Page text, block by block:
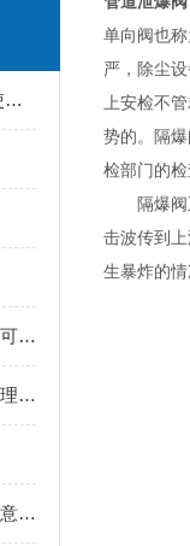
汽车烤漆房 家具喷烤漆房安装使用简介
催化燃烧废气处理设备促进环境可持续发展的关键
说说铸造车间除尘设备的维修原理是什么
废气处理设备喷淋塔安装调试注意事项？
单向阀也
严，除尘
上安检不
势的。隔
检部门的
隔爆阀正
击波传到
生暴炸的